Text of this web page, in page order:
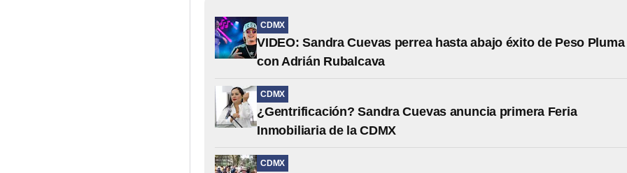
CDMX
VIDEO: Sandra Cuevas perrea hasta abajo éxito de Peso Pluma
con Adrián Rubalcava
CDMX
¿Gentrificación? Sandra Cuevas anuncia primera Feria
Inmobiliaria de la CDMX
CDMX